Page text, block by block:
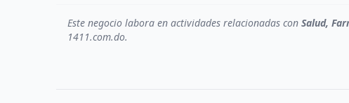
Este negocio labora en actividades relacionadas con Salud,
1411.com.do.